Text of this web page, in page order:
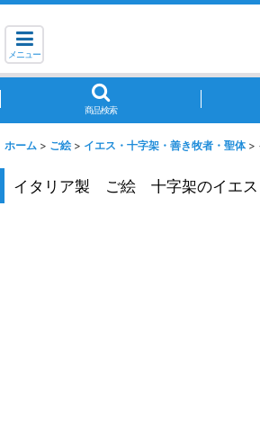
メニュー
商品検索
ホーム > ご絵 > イエス・十字架・善き牧者・聖体 >
イタリア製 ご絵 十字架のイエ